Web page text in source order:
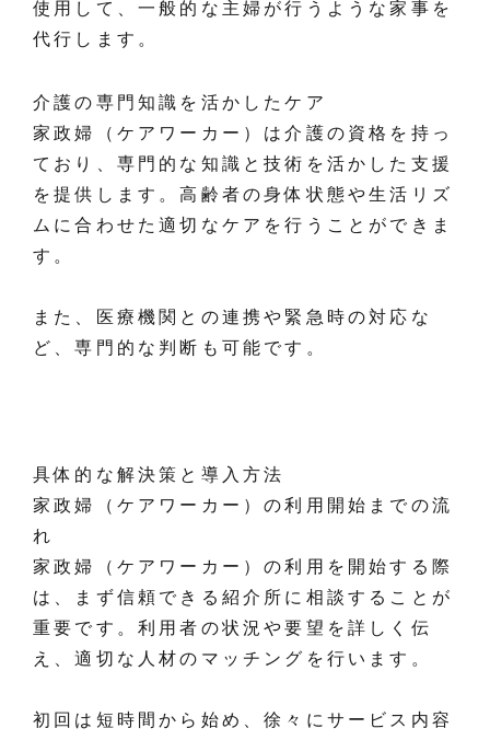
使用して、一般的な主婦が行うような家事を
代行します。
介護の専門知識を活かしたケア
家政婦（ケアワーカー）は介護の資格を持っ
ており、専門的な知識と技術を活かした支援
を提供します。高齢者の身体状態や生活リズ
ムに合わせた適切なケアを行うことができま
す。
また、医療機関との連携や緊急時の対応な
ど、専門的な判断も可能です。
具体的な解決策と導入方法
家政婦（ケアワーカー）の利用開始までの流
れ
家政婦（ケアワーカー）の利用を開始する際
は、まず信頼できる紹介所に相談することが
重要です。利用者の状況や要望を詳しく伝
え、適切な人材のマッチングを行います。
初回は短時間から始め、徐々にサービス内容